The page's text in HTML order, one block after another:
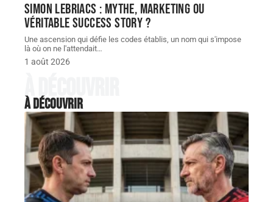
Simon Lebriacs : mythe, marketing ou
véritable success story ?
Une ascension qui défie les codes établis, un nom qui s'impose
là où on ne l'attendait…
1 août 2026
À découvrir
À découvrir